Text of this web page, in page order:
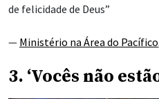
de felicidade de Deus”
— Ministério na Área do Pacífico
3. ‘Vocês não